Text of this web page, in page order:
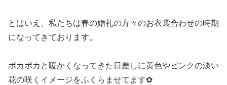
とはいえ、私たちは春の婚礼の方々のお衣裳合わせの時期
になってきております。
ポカポカと暖かくなってきた日差しに黄色やピンクの淡い
花の咲くイメージをふくらませてます✿